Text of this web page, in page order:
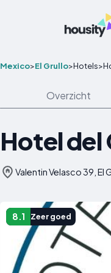
Mexico>El Grullo>Hotels>
Overzicht
Hotel del
Valentin Velasco 39, El
8.1 Zeer goed